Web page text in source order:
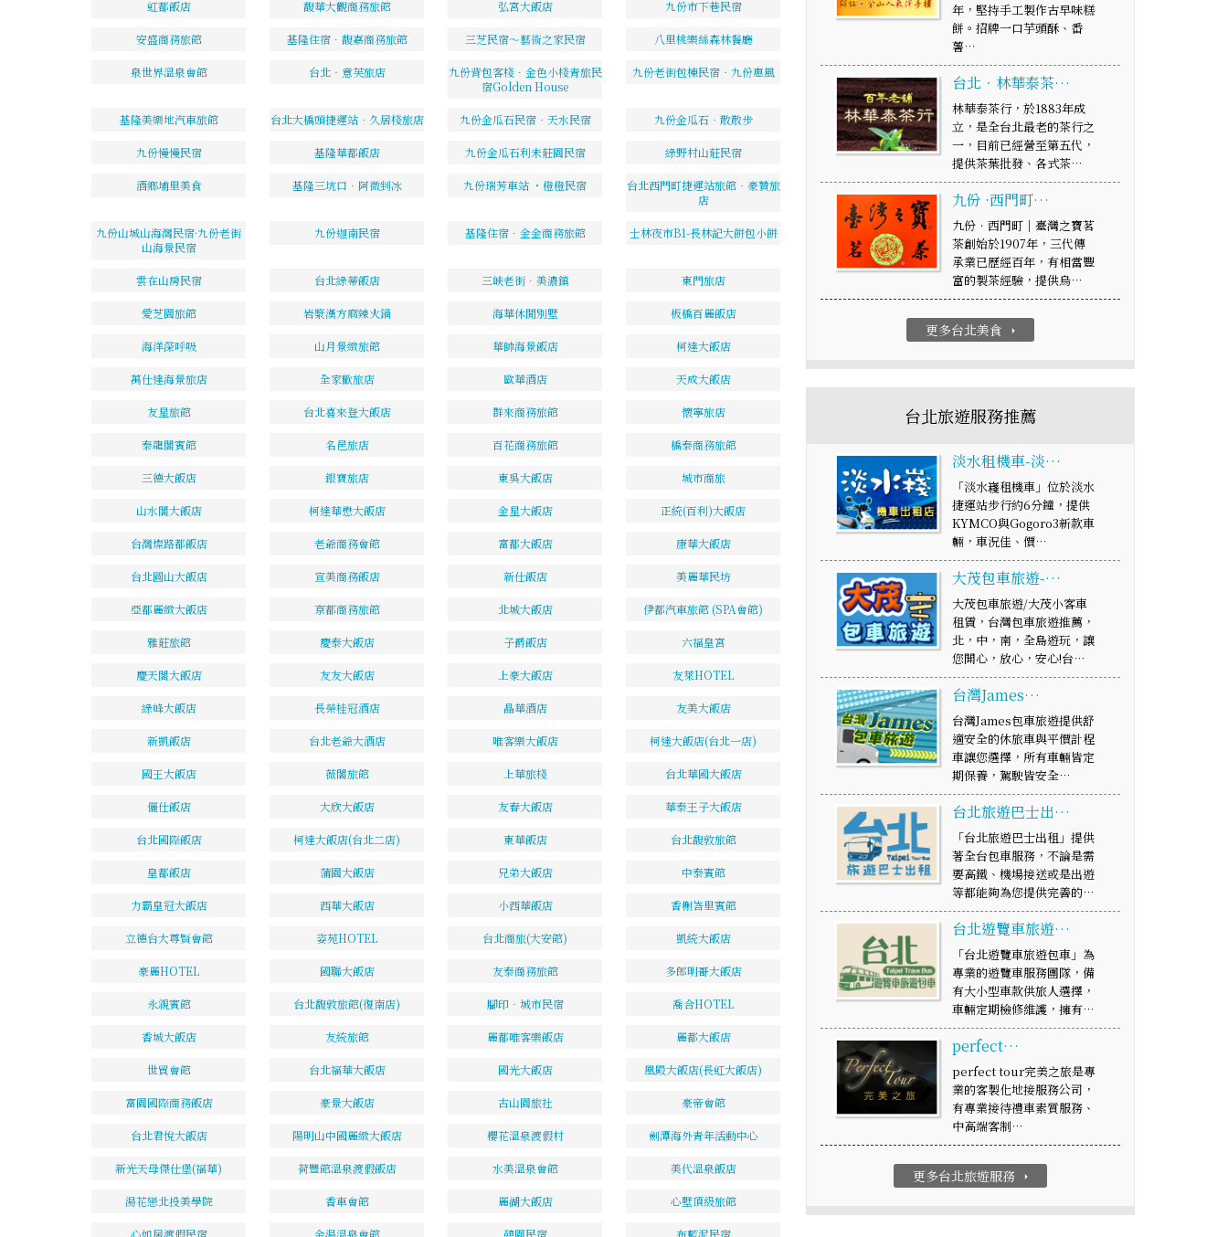
虹都飯店 馥華大觀商務旅館 弘宮大飯店 九份市下巷民宿
安盛商務旅館 基隆住宿．馥嘉商務旅館 三芝民宿～藝術之家民宿 八里桃樂絲森林餐廳
泉世界溫泉會館 台北‧意芙旅店
九份背包客棧．金色小棧青旅民
宿Golden House
九份老街包棟民宿‧九份惠風
基隆美樂地汽車旅館 台北大橋頭捷運站‧久居棧旅店 九份金瓜石民宿‧天水民宿 九份金瓜石‧散散步
九份慢慢民宿 基隆華都飯店 九份金瓜石利未莊園民宿 綠野村山莊民宿
酒鄉埔里美食 基隆三坑口‧阿微剉冰 九份瑞芳車站 ・橙橙民宿
台北西門町捷運站旅館‧豪贊旅
店
九份山城山海灣民宿·九份老街
山海景民宿
九份迦南民宿 基隆住宿．金金商務旅館 士林夜市B1-長林記大餅包小餅
雲在山房民宿 台北綠蒂飯店 三峽老街．美濃鎮 東門旅店
愛芝園旅館 岩漿漢方麻辣火鍋 海華休閒別墅 板橋百麗飯店
海洋深呼吸 山月景緻旅館 華帥海景飯店 柯達大飯店
萬仕達海景旅店 全家歡旅店 歐華酒店 天成大飯店
友星旅館 台北喜來登大飯店 群來商務旅館 懷寧旅店
泰龍閣賓館 名邑旅店 百花商務旅館 橋泰商務旅館
三德大飯店 銀寶旅店 東吳大飯店 城市商旅
山水閣大飯店 柯達華懋大飯店 金星大飯店 正統(百利)大飯店
台灣燦路都飯店 老爺商務會館 富都大飯店 康華大飯店
台北圓山大飯店 宣美商務飯店 新仕飯店 美麗華民坊
亞都麗緻大飯店 京都商務旅館 北城大飯店 伊都汽車旅館 (SPA會館)
雅莊旅館 慶泰大飯店 子爵飯店 六福皇宮
慶天閣大飯店 友友大飯店 上豪大飯店 友萊HOTEL
綠峰大飯店 長榮桂冠酒店 晶華酒店 友美大飯店
新凱飯店 台北老爺大酒店 唯客樂大飯店 柯達大飯店(台北一店)
國王大飯店 薇閣旅館 上華旅棧 台北華國大飯店
儷仕飯店 大欣大飯店 友春大飯店 華泰王子大飯店
台北國際飯店 柯達大飯店(台北二店) 東華飯店 台北馥敦旅館
皇都飯店 蒲園大飯店 兄弟大飯店 中泰賓館
力霸皇冠大飯店 西華大飯店 小西華飯店 香榭峇里賓館
立德台大尊賢會館 姿苑HOTEL 台北商旅(大安館) 凱統大飯店
豪麗HOTEL 國聯大飯店 友泰商務旅館 多郎明哥大飯店
永親賓館 台北馥敦旅館(復南店) 腳印‧城市民宿 喬合HOTEL
香城大飯店 友統旅館 麗都唯客樂飯店 麗都大飯店
世貿會館 台北福華大飯店 國光大飯店 凰殿大飯店(長虹大飯店)
富園國際商務飯店 豪景大飯店 古山園旅社 豪帝會館
台北君悅大飯店 陽明山中國麗緻大飯店 櫻花溫泉渡假村 劍潭海外青年活動中心
新光天母傑仕堡(福華) 荷豐館溫泉渡假飯店 水美溫泉會館 美代溫泉飯店
湯花戀北投美學院 香車會館 麗湖大飯店 心墅頂級旅館
年，堅持手工製作古早味糕
餅。招牌一口芋頭酥、番
薯…
台北．林華泰茶…
林華泰茶行，於1883年成
立，是全台北最老的茶行之
一，目前已經營至第五代，
提供茶葉批發、各式茶…
九份 ·西門町…
九份．西門町｜臺灣之寶茗
茶創始於1907年，三代傳
承業已歷經百年，有相當豐
富的製茶經驗，提供烏…
更多台北美食 arrow_right
台北旅遊服務推薦
淡水租機車-淡…
「淡水嶘租機車」位於淡水
捷運站步行約6分鐘，提供
KYMCO與Gogoro3新款車
輛，車況佳、價…
大茂包車旅遊-…
大茂包車旅遊/大茂小客車
租賃，台灣包車旅遊推薦，
北，中，南，全島遊玩，讓
您開心，放心，安心!台…
台灣James…
台灣James包車旅遊提供舒
適安全的休旅車與平價計程
車讓您選擇，所有車輛皆定
期保養，駕駛皆安全…
台北旅遊巴士出…
「台北旅遊巴士出租」提供
著全台包車服務，不論是需
要高鐵、機場接送或是出遊
等都能夠為您提供完善的…
台北遊覽車旅遊…
「台北遊覽車旅遊包車」為
專業的遊覽車服務團隊，備
有大小型車款供旅人選擇，
車輛定期檢修維護，擁有…
perfect…
perfect tour完美之旅是專
業的客製化地接服務公司，
有專業接待禮車素質服務、
中高端客制…
更多台北旅遊服務 arrow_right